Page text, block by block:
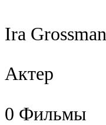
Ira Grossman
Актер
0 Фильмы